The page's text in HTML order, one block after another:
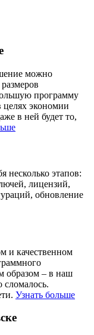
можно
программу
целях экономии
в ней будет то,
несколько этапов:
лицензий,
обновление
и качественном
образом – в наш
сломалось.
Узнать больше